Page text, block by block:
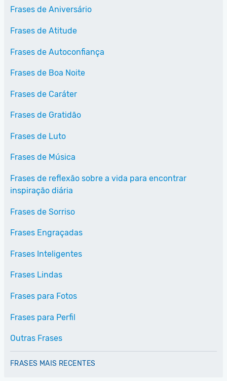
Frases de Aniversário
Frases de Atitude
Frases de Autoconfiança
Frases de Boa Noite
Frases de Caráter
Frases de Gratidão
Frases de Luto
Frases de Música
Frases de reflexão sobre a vida para encontrar
inspiração diária
Frases de Sorriso
Frases Engraçadas
Frases Inteligentes
Frases Lindas
Frases para Fotos
Frases para Perfil
Outras Frases
FRASES MAIS RECENTES